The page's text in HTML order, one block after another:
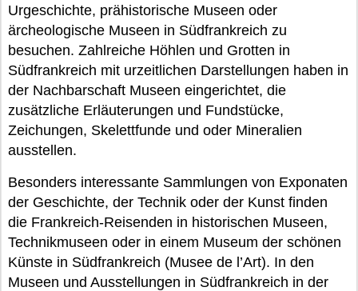
Urgeschichte, prähistorische Museen oder
ärcheologische Museen in Südfrankreich zu
besuchen. Zahlreiche Höhlen und Grotten in
Südfrankreich mit urzeitlichen Darstellungen haben in
der Nachbarschaft Museen eingerichtet, die
zusätzliche Erläuterungen und Fundstücke,
Zeichungen, Skelettfunde und oder Mineralien
ausstellen.
Besonders interessante Sammlungen von Exponaten
der Geschichte, der Technik oder der Kunst finden
die Frankreich-Reisenden in historischen Museen,
Technikmuseen oder in einem Museum der schönen
Künste in Südfrankreich (Musee de l’Art). In den
Museen und Ausstellungen in Südfrankreich in der